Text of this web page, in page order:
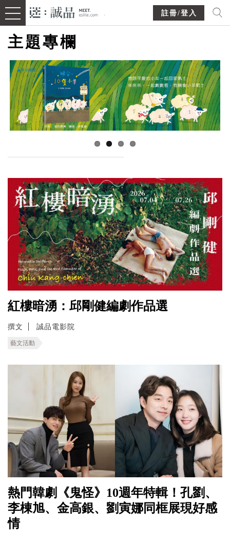
註冊/登入
主題專欄
紅樓暗湧：邱剛健編劇作品選
撰文 誠品電影院
藝文活動
熱門韓劇《鬼怪》10週年特輯！孔劉、
李棟旭、金高銀、劉寅娜同框展現好感
情